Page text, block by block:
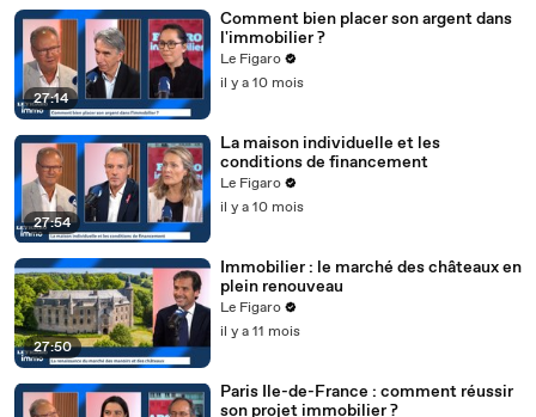
27:14
Comment bien placer son argent dans
l'immobilier ?
Le Figaro
il y a 10 mois
27:54
La maison individuelle et les
conditions de financement
Le Figaro
il y a 10 mois
27:50
Immobilier : le marché des châteaux en
plein renouveau
Le Figaro
il y a 11 mois
Paris Ile-de-France : comment réussir
son projet immobilier ?